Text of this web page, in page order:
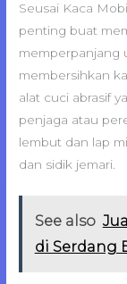
Seusai Kaca
penting buat
memperpanjang
membersihkan
alat cuci abrasif
penjaga atau
lembut dan lap
dan sidik jemari.
See also
di Serdang